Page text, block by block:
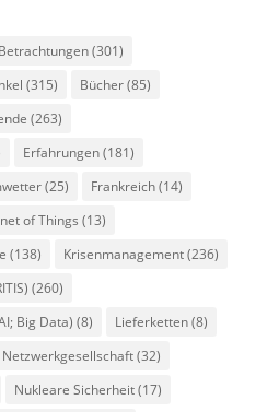
(301)
(315) Bücher(85)
(263)
Erfahrungen(181)
(25) Frankreich(14)
of Things (13)
(138) Krisenmanagement(236)
(260)
Big Data) (8) Lieferketten(8)
Netzwerkgesellschaft(32)
Nukleare Sicherheit(17)